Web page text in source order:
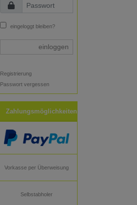
eingeloggt bleiben?
einloggen
Registrierung
Passwort vergessen
Zahlungsmöglichkeiten
Vorkasse per Überweisung
Selbstabholer